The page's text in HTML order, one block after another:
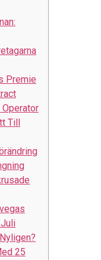
Premie
Operator
Till
25